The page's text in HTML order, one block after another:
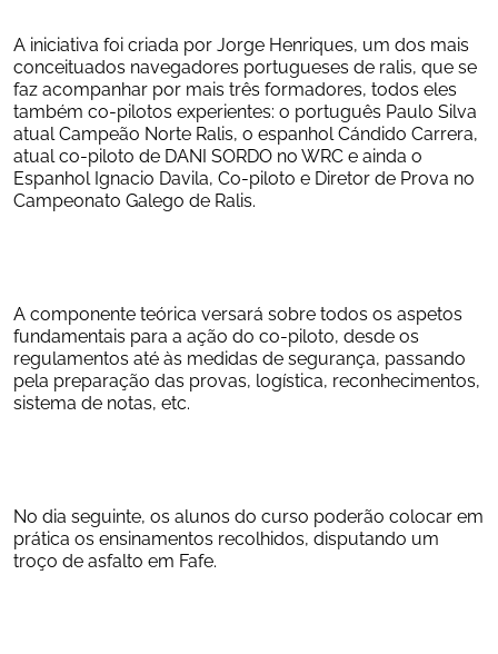
A iniciativa foi criada por Jorge Henriques, um dos mais
conceituados navegadores portugueses de ralis, que se
faz acompanhar por mais três formadores, todos eles
também co-pilotos experientes: o português Paulo Silva
atual Campeão Norte Ralis, o espanhol Cándido Carrera,
atual co-piloto de DANI SORDO no WRC e ainda o
Espanhol Ignacio Davila, Co-piloto e Diretor de Prova no
Campeonato Galego de Ralis.
A componente teórica versará sobre todos os aspetos
fundamentais para a ação do co-piloto, desde os
regulamentos até às medidas de segurança, passando
pela preparação das provas, logística, reconhecimentos,
sistema de notas, etc.
No dia seguinte, os alunos do curso poderão colocar em
prática os ensinamentos recolhidos, disputando um
troço de asfalto em Fafe.